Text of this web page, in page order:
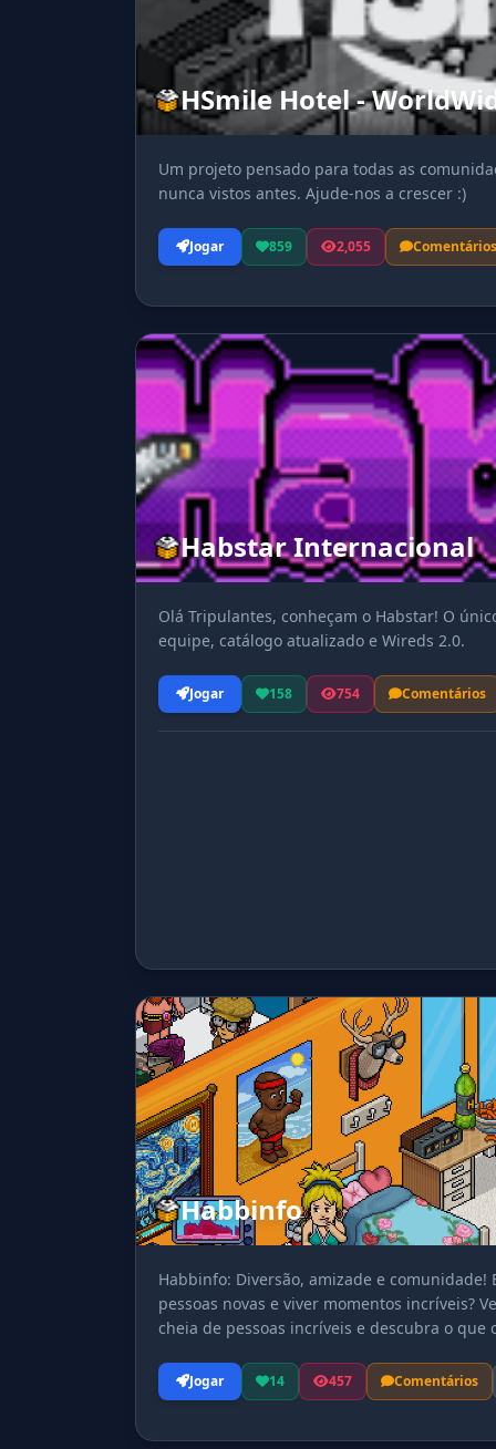
HSmile Hotel -
Um projeto pensado para todas as
nunca vistos antes. Ajude-nos a crescer :)
Jogar 859 2,055 Comentários
Habstar Internacional
Olá Tripulantes, conheçam o Habstar! O
equipe, catálogo atualizado e Wireds 2.0.
Jogar 158 754 Comentários
Habbinfo
Habbinfo: Diversão, amizade e
pessoas novas e viver momentos incríveis?
cheia de pessoas incríveis e descubra o
Jogar 14 457 Comentários